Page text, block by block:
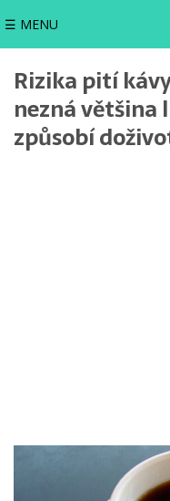
☰ MENU
Rizika pití
nezná většina
způsobí